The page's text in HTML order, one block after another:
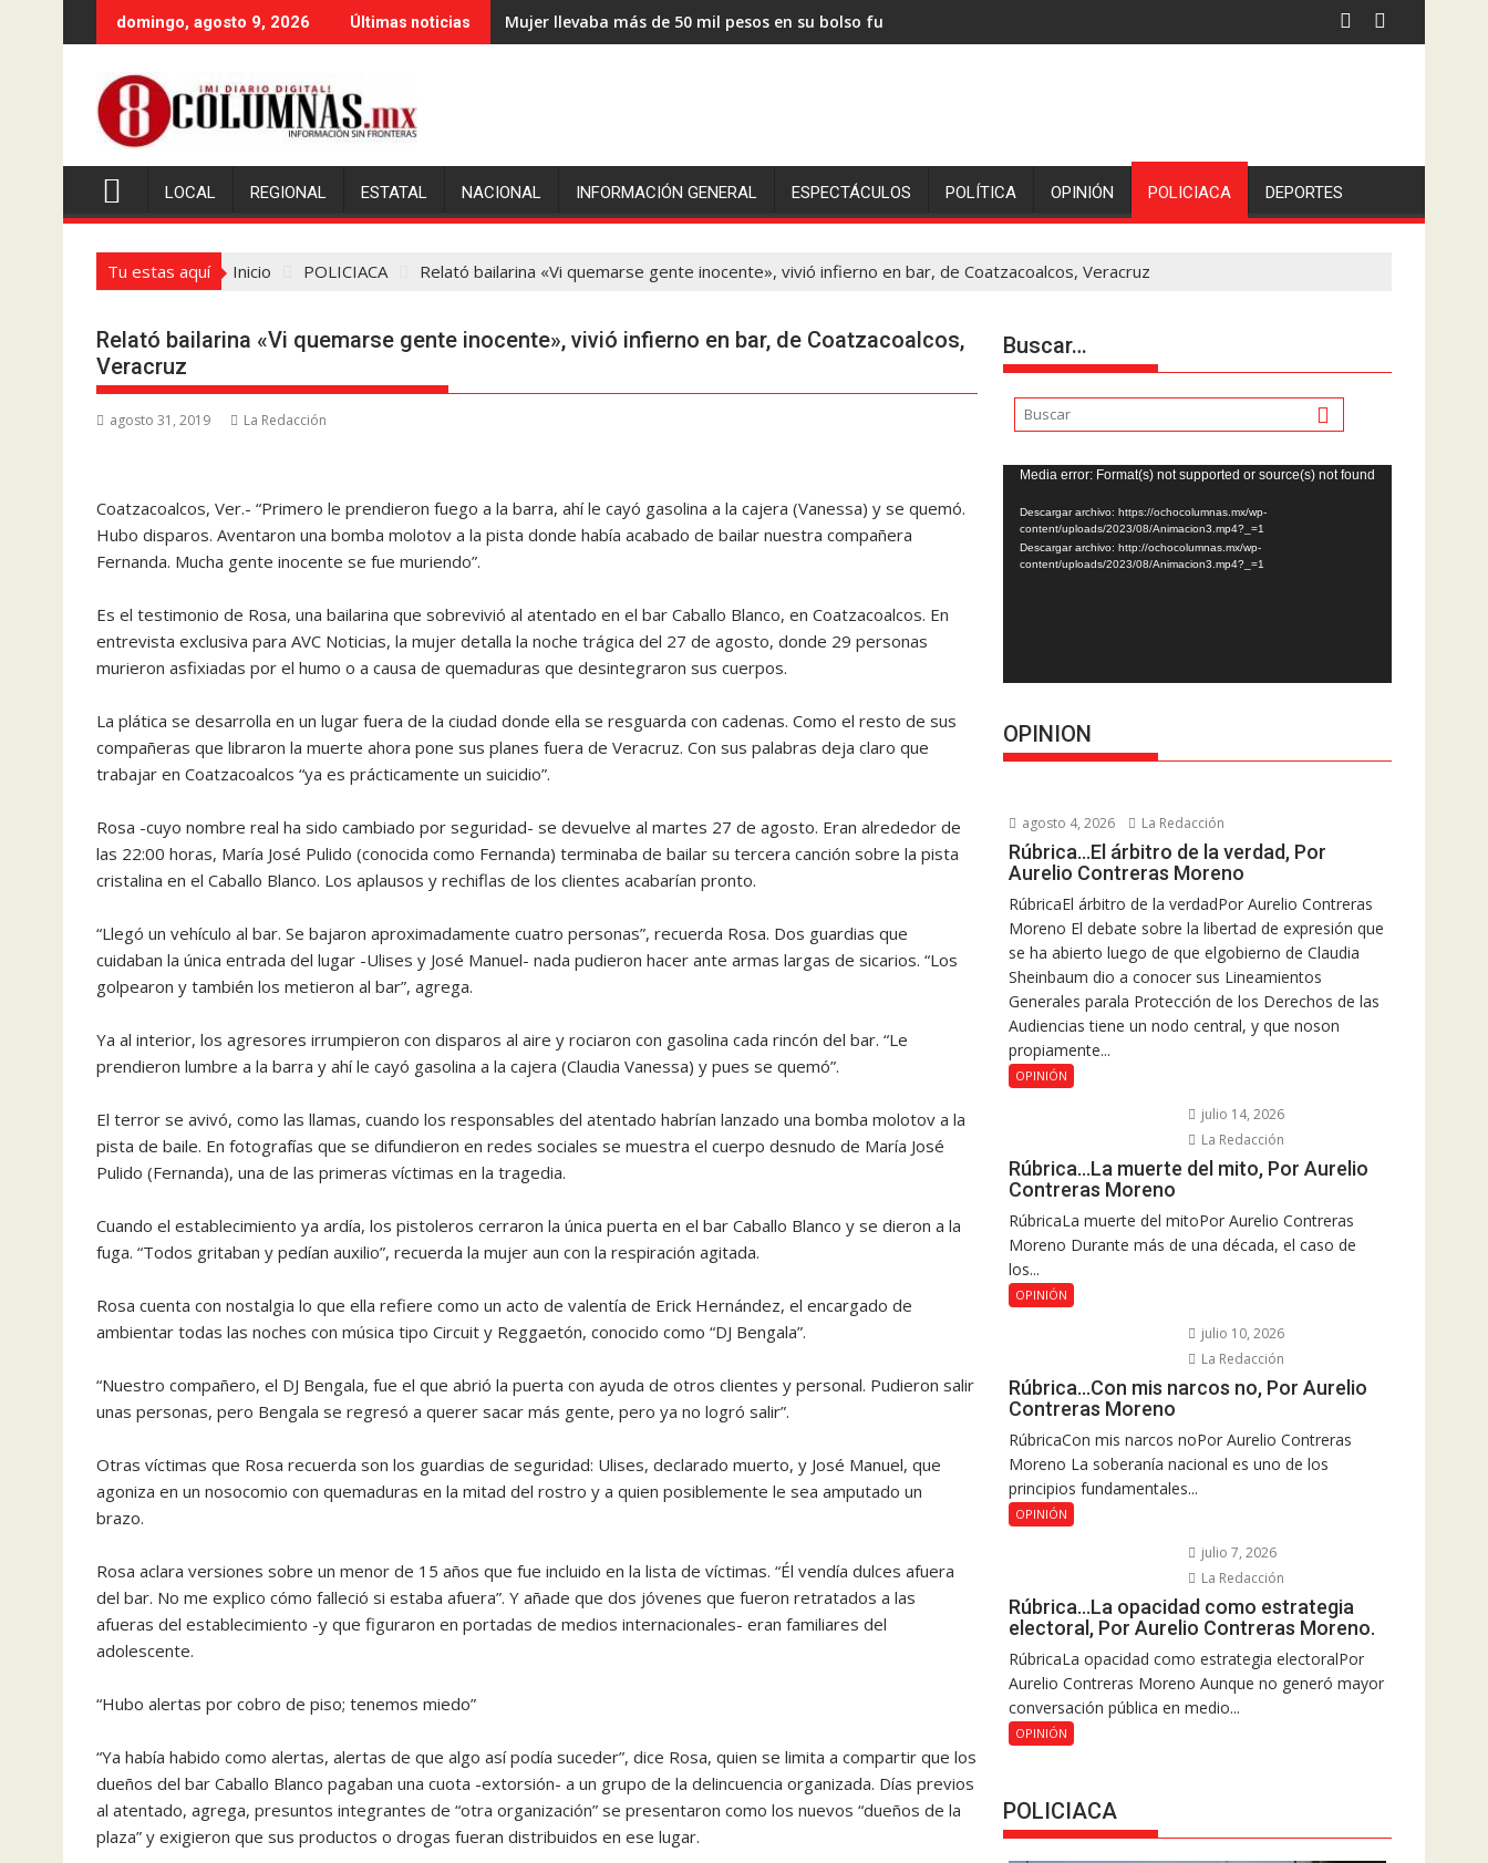
al
domingo, agosto 9, 2026 Últimas noticias Mujer llevaba más de 50 mil pesos en su bolso fue sorprendida por asaltantes
LOCAL REGIONAL ESTATAL NACIONAL INFORMACIÓN GENERAL ESPECTÁCULOS POLÍTICA OPINIÓN POLICIACA DEPORTES
Tu estas aquí Inicio POLICIACA Relató bailarina «Vi quemarse gente inocente», vivió infierno en bar, de Coatzacoalcos, Veracruz
Relató bailarina «Vi quemarse gente inocente», vivió infierno en bar, de Coatzacoalcos,
Veracruz
agosto 31, 2019 La Redacción
Coatzacoalcos, Ver.- “Primero le prendieron fuego a la barra, ahí le cayó gasolina a la cajera (Vanessa) y se quemó.
Hubo disparos. Aventaron una bomba molotov a la pista donde había acabado de bailar nuestra compañera
Fernanda. Mucha gente inocente se fue muriendo”.
Es el testimonio de Rosa, una bailarina que sobrevivió al atentado en el bar Caballo Blanco, en Coatzacoalcos. En
entrevista exclusiva para AVC Noticias, la mujer detalla la noche trágica del 27 de agosto, donde 29 personas
murieron asfixiadas por el humo o a causa de quemaduras que desintegraron sus cuerpos.
La plática se desarrolla en un lugar fuera de la ciudad donde ella se resguarda con cadenas. Como el resto de sus
compañeras que libraron la muerte ahora pone sus planes fuera de Veracruz. Con sus palabras deja claro que
trabajar en Coatzacoalcos “ya es prácticamente un suicidio”.
Rosa -cuyo nombre real ha sido cambiado por seguridad- se devuelve al martes 27 de agosto. Eran alrededor de
las 22:00 horas, María José Pulido (conocida como Fernanda) terminaba de bailar su tercera canción sobre la pista
cristalina en el Caballo Blanco. Los aplausos y rechiflas de los clientes acabarían pronto.
“Llegó un vehículo al bar. Se bajaron aproximadamente cuatro personas”, recuerda Rosa. Dos guardias que
cuidaban la única entrada del lugar -Ulises y José Manuel- nada pudieron hacer ante armas largas de sicarios. “Los
golpearon y también los metieron al bar”, agrega.
Ya al interior, los agresores irrumpieron con disparos al aire y rociaron con gasolina cada rincón del bar. “Le
prendieron lumbre a la barra y ahí le cayó gasolina a la cajera (Claudia Vanessa) y pues se quemó”.
El terror se avivó, como las llamas, cuando los responsables del atentado habrían lanzado una bomba molotov a la
pista de baile. En fotografías que se difundieron en redes sociales se muestra el cuerpo desnudo de María José
Pulido (Fernanda), una de las primeras víctimas en la tragedia.
Cuando el establecimiento ya ardía, los pistoleros cerraron la única puerta en el bar Caballo Blanco y se dieron a la
fuga. “Todos gritaban y pedían auxilio”, recuerda la mujer aun con la respiración agitada.
Rosa cuenta con nostalgia lo que ella refiere como un acto de valentía de Erick Hernández, el encargado de
ambientar todas las noches con música tipo Circuit y Reggaetón, conocido como “DJ Bengala”.
“Nuestro compañero, el DJ Bengala, fue el que abrió la puerta con ayuda de otros clientes y personal. Pudieron salir
unas personas, pero Bengala se regresó a querer sacar más gente, pero ya no logró salir”.
Otras víctimas que Rosa recuerda son los guardias de seguridad: Ulises, declarado muerto, y José Manuel, que
agoniza en un nosocomio con quemaduras en la mitad del rostro y a quien posiblemente le sea amputado un
brazo.
Rosa aclara versiones sobre un menor de 15 años que fue incluido en la lista de víctimas. “Él vendía dulces afuera
del bar. No me explico cómo falleció si estaba afuera”. Y añade que dos jóvenes que fueron retratados a las
afueras del establecimiento -y que figuraron en portadas de medios internacionales- eran familiares del
adolescente.
“Hubo alertas por cobro de piso; tenemos miedo”
“Ya había habido como alertas, alertas de que algo así podía suceder”, dice Rosa, quien se limita a compartir que los
dueños del bar Caballo Blanco pagaban una cuota -extorsión- a un grupo de la delincuencia organizada. Días previos
al atentado, agrega, presuntos integrantes de “otra organización” se presentaron como los nuevos “dueños de la
plaza” y exigieron que sus productos o drogas fueran distribuidos en ese lugar.
Buscar…
Reproductor
de
vídeo
Media error: Format(s) not supported or source(s) not found
Descargar archivo: https://ochocolumnas.mx/wp-
content/uploads/2023/08/Animacion3.mp4?_=1
Descargar archivo: http://ochocolumnas.mx/wp-
content/uploads/2023/08/Animacion3.mp4?_=1
OPINION
agosto 4, 2026 La Redacción
Rúbrica…El árbitro de la verdad, Por
Aurelio Contreras Moreno
RúbricaEl árbitro de la verdadPor Aurelio Contreras
Moreno El debate sobre la libertad de expresión que
se ha abierto luego de que elgobierno de Claudia
Sheinbaum dio a conocer sus Lineamientos
Generales parala Protección de los Derechos de las
Audiencias tiene un nodo central, y que noson
propiamente...
OPINIÓN
julio 14, 2026
La Redacción
Rúbrica…La muerte del mito, Por Aurelio
Contreras Moreno
RúbricaLa muerte del mitoPor Aurelio Contreras
Moreno Durante más de una década, el caso de
los...
OPINIÓN
julio 10, 2026
La Redacción
Rúbrica…Con mis narcos no, Por Aurelio
Contreras Moreno
RúbricaCon mis narcos noPor Aurelio Contreras
Moreno La soberanía nacional es uno de los
principios fundamentales...
OPINIÓN
julio 7, 2026
La Redacción
Rúbrica…La opacidad como estrategia
electoral, Por Aurelio Contreras Moreno.
RúbricaLa opacidad como estrategia electoralPor
Aurelio Contreras Moreno Aunque no generó mayor
conversación pública en medio...
OPINIÓN
POLICIACA